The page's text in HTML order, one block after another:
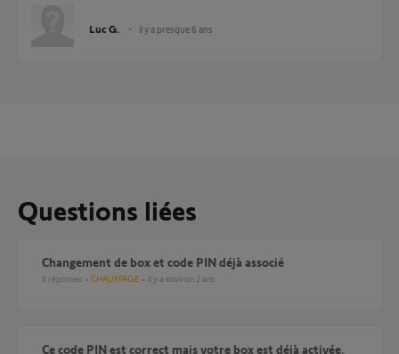
Luc G. il y a presque 6 ans
Questions liées
changement de box et code PIN déjà associé
6 réponses CHAUFFAGE il y a environ 2 ans
Ce code PIN est correct mais votre box est déjà activée.